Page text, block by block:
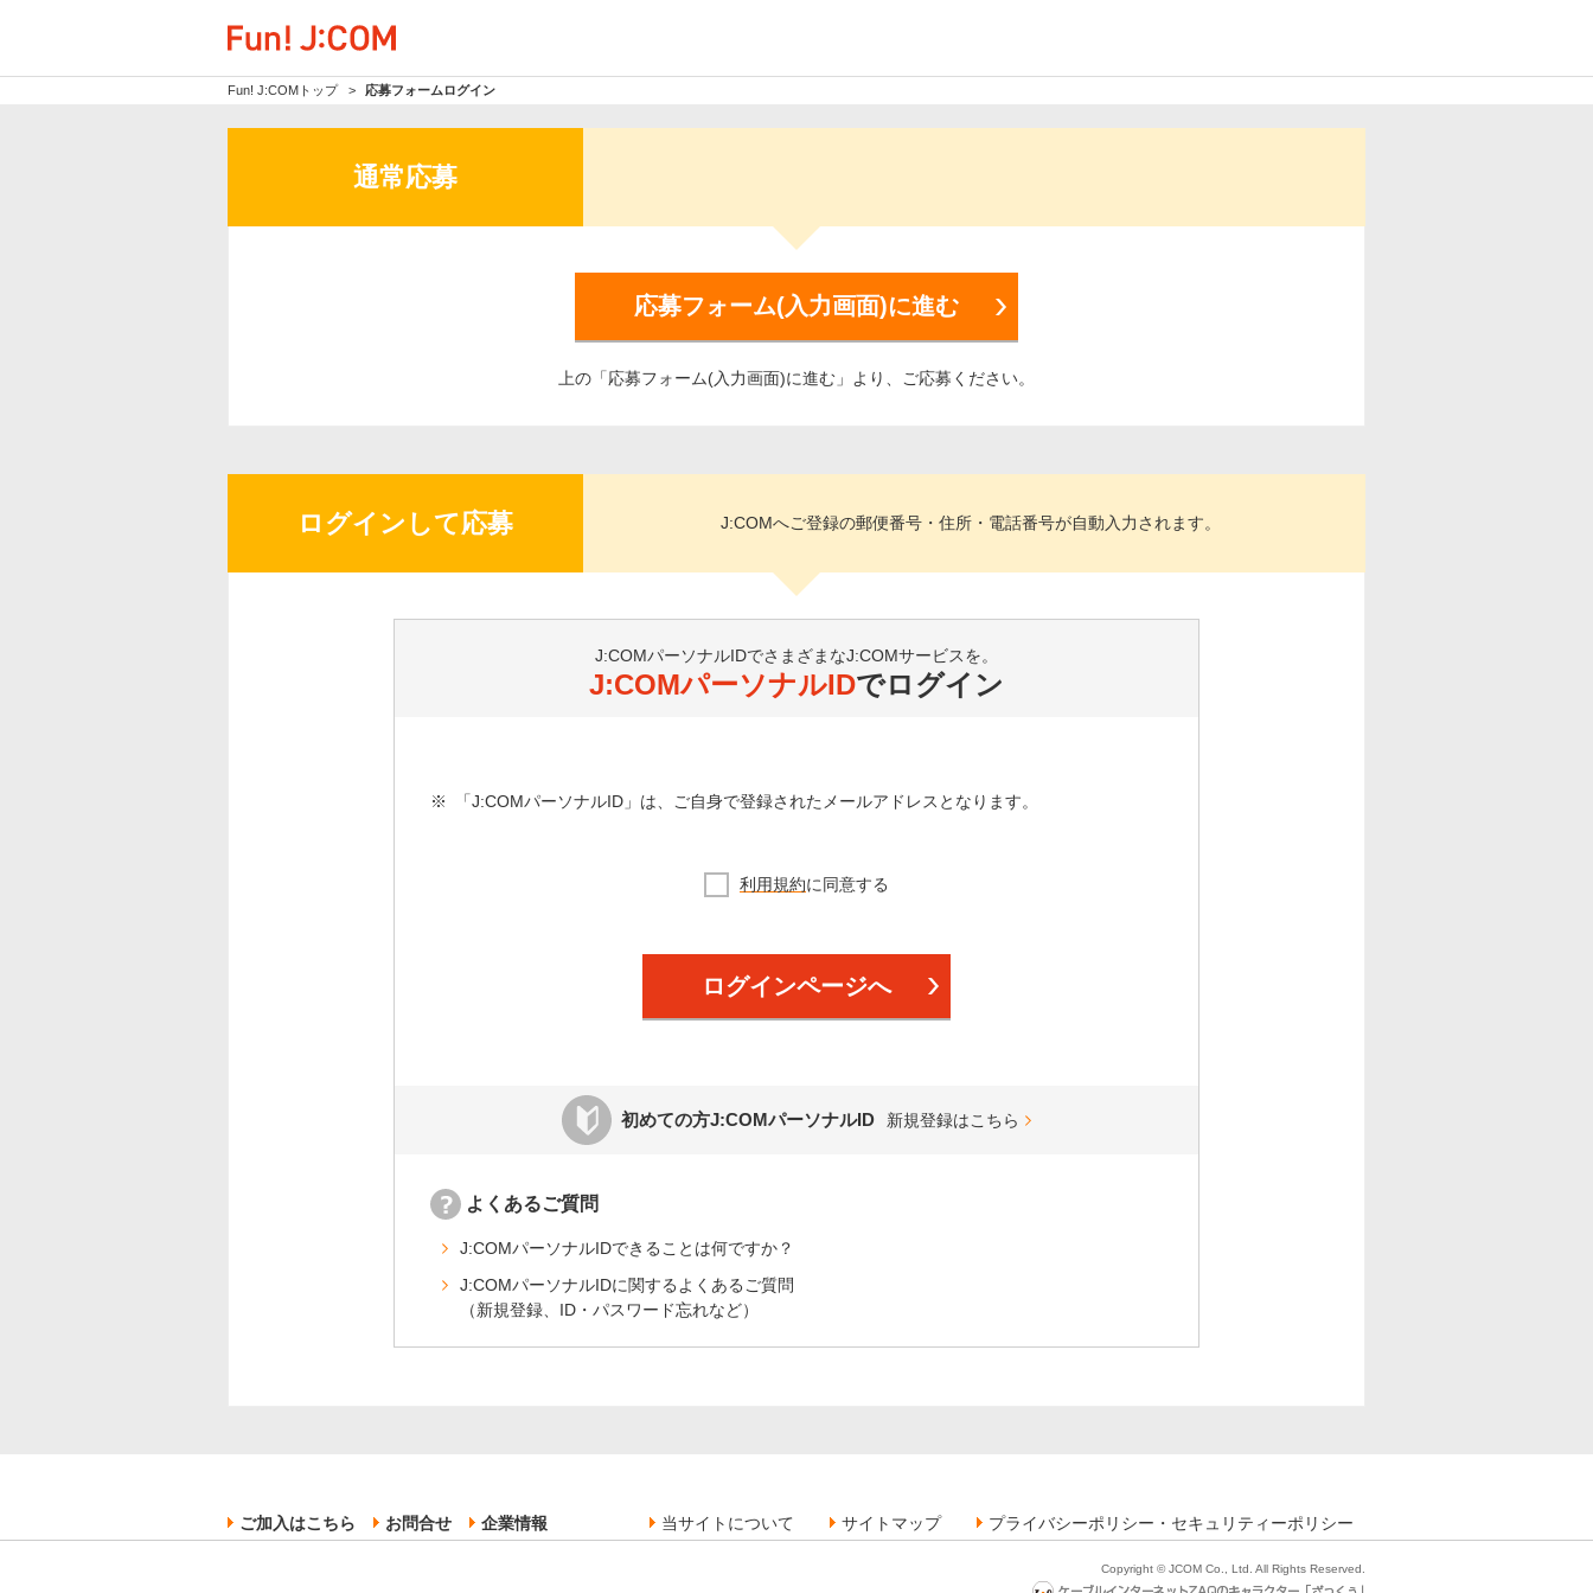
Fun! J:COMトップ 応募フォームログイン
通常応募
応募フォーム(入力画面)に進む
上の「応募フォーム(入力画面)に進む」より、ご応募ください。
ログインして応募 J:COMへご登録の郵便番号・住所・電話番号が自動入力されます。
J:COMパーソナルIDでさまざまなJ:COMサービスを。
J:COMパーソナルIDでログイン
※ 「J:COMパーソナルID」は、ご自身で登録されたメールアドレスとなります。
利用規約に同意する
ログインページへ
初めての方J:COMパーソナルID 新規登録はこちら
よくあるご質問
J:COMパーソナルIDできることは何ですか？
J:COMパーソナルIDに関するよくあるご質問
（新規登録、ID・パスワード忘れなど）
ご加入はこちら お問合せ 企業情報 当サイトについて サイトマップ プライバシーポリシー・セキュリティーポリシー
Copyright © JCOM Co., Ltd. All Rights Reserved.